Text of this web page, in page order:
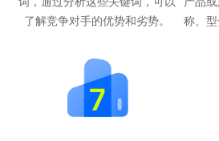
了解竞争对手的优势和劣势。
称、